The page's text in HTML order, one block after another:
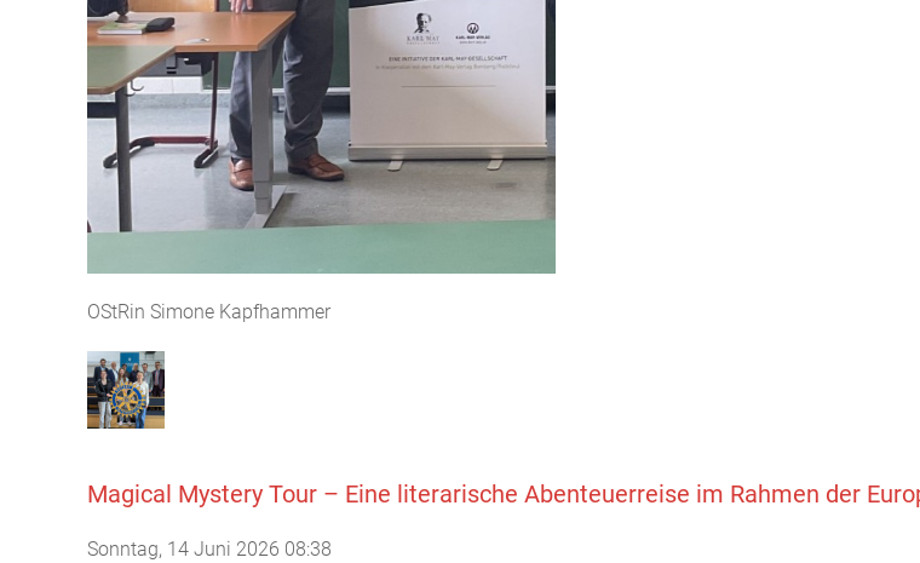
OStRin Simone Kapfhammer
Magical Mystery Tour – Eine literarische Abenteuerreise im Rahmen der
Sonntag, 14 Juni 2026 08:38